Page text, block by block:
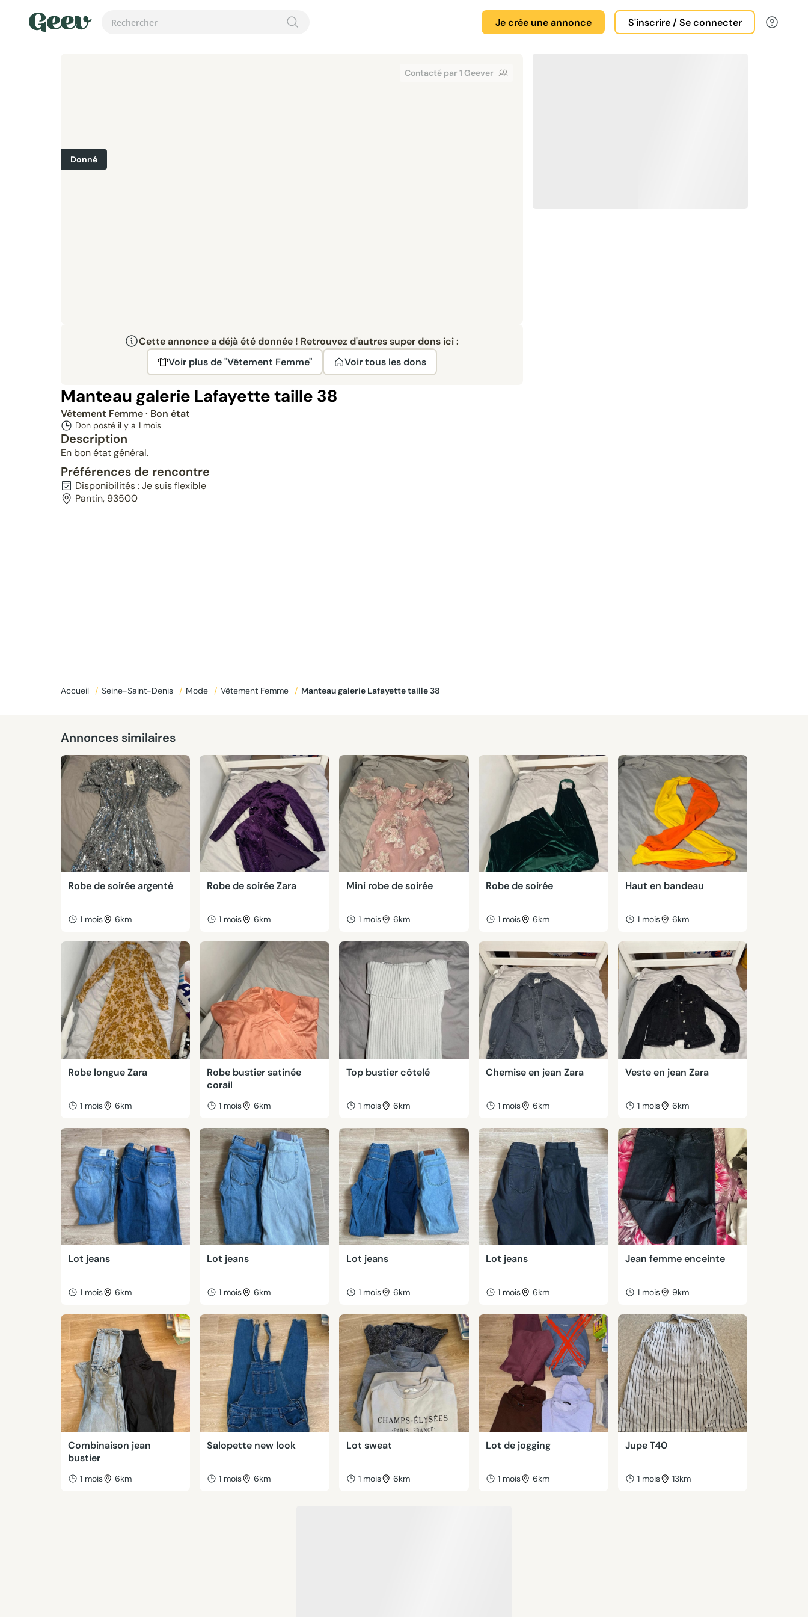
Je crée une annonce S'inscrire / Se connecter
Contacté par 1 Geever
Donné
Cette annonce a déjà été donnée ! Retrouvez d'autres super dons ici :
Voir plus de "Vêtement Femme"
Voir tous les dons
Manteau galerie Lafayette taille 38
Vêtement Femme· Bon état
Don posté il y a 1 mois
Description
En bon état général.
Préférences de rencontre
Disponibilités : Je suis flexible
Pantin, 93500
Accueil / Seine-Saint-Denis / Mode / Vêtement Femme / Manteau galerie Lafayette taille 38
Annonces similaires
Robe de soirée argenté
1 mois 6km
Robe de soirée Zara
1 mois 6km
Mini robe de soirée
1 mois 6km
Robe de soirée
1 mois 6km
Haut en bandeau
1 mois 6km
Robe longue Zara
1 mois 6km
Robe bustier satinée
corail
1 mois 6km
Top bustier côtelé
1 mois 6km
Chemise en jean Zara
1 mois 6km
Veste en jean Zara
1 mois 6km
Lot jeans
1 mois 6km
Lot jeans
1 mois 6km
Lot jeans
1 mois 6km
Lot jeans
1 mois 6km
Jean femme enceinte
1 mois 9km
Combinaison jean
bustier
1 mois 6km
Salopette new look
1 mois 6km
Lot sweat
1 mois 6km
Lot de jogging
1 mois 6km
Jupe T40
1 mois 13km